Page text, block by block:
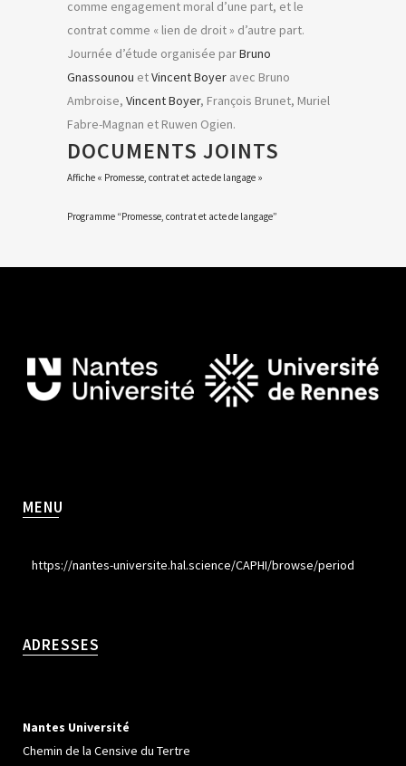
comme engagement moral d’une part, et le
contrat comme « lien de droit » d’autre part.
Journée d’étude organisée parBruno
Gnassounou etVincent Boyer avec Bruno
Ambroise, Vincent Boyer, François Brunet, Muriel
Fabre-Magnan et Ruwen Ogien.
DOCUMENTS JOINTS
Affiche « Promesse, contrat et acte de langage »
Programme “Promesse, contrat et acte de langage”
MENU
https://nantes-universite.hal.science/CAPHI/browse/period
ADRESSES
Nantes Université
Chemin de la Censive du Tertre